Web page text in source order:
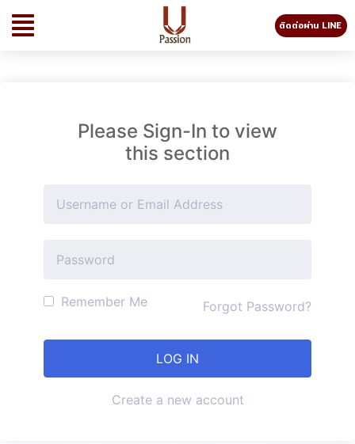
ติดต่อผ่าน LINE
Please Sign-In to view
this section
Remember Me Forgot Password?
Create a new account